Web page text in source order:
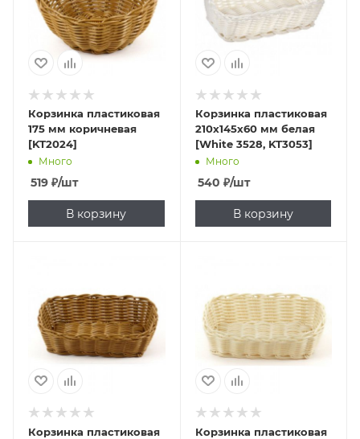
Корзинка пластиковая
175 мм коричневая
[KT2024]
Много
519 ₽/шт
В корзину
Корзинка пластиковая
210х145х60 мм белая
[White 3528, KT3053]
Много
540 ₽/шт
В корзину
Корзинка пластиковая
Корзинка пластиковая